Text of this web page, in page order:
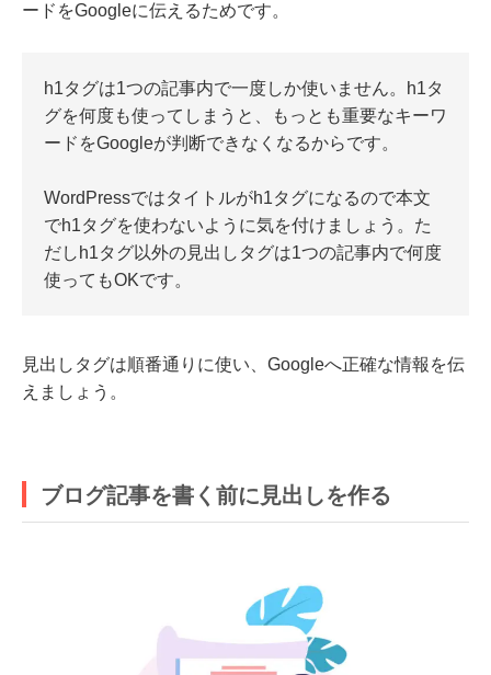
ードをGoogleに伝えるためです。
h1タグは1つの記事内で一度しか使いません。h1タ
グを何度も使ってしまうと、もっとも重要なキーワ
ードをGoogleが判断できなくなるからです。
WordPressではタイトルがh1タグになるので本文
でh1タグを使わないように気を付けましょう。た
だしh1タグ以外の見出しタグは1つの記事内で何度
使ってもOKです。
見出しタグは順番通りに使い、Googleへ正確な情報を伝
えましょう。
ブログ記事を書く前に見出しを作る